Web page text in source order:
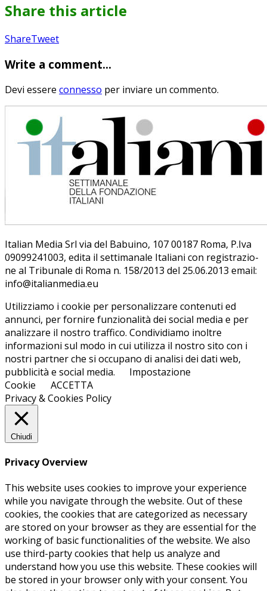
Share this article
ShareTweetShare
Google+
Pin
Pinterest
Send
WhatsApp
Write a comment...
Devi essere connesso per inviare un commento.
Ita­lian Me­dia Srl via del Ba­bui­no, 107 00187 Roma, P.Iva
09099241003, edi­ta il set­ti­ma­na­le Ita­lia­ni con re­gi­stra­zio­
ne al Tri­bu­na­le di Roma n. 158/​2013 del 25.06.2013 email:
info@ita­lian­me­dia.eu
Utilizziamo i cookie per personalizzare contenuti ed
annunci, per fornire funzionalità dei social media e per
analizzare il nostro traffico. Condividiamo inoltre
informazioni sul modo in cui utilizza il nostro sito con i
nostri partner che si occupano di analisi dei dati web,
pubblicità e social media.
Impostazione
Cookie
ACCETTA
Privacy & Cookies Policy
Chiudi
Privacy Overview
This website uses cookies to improve your experience
while you navigate through the website. Out of these
cookies, the cookies that are categorized as necessary
are stored on your browser as they are essential for the
working of basic functionalities of the website. We also
use third-party cookies that help us analyze and
understand how you use this website. These cookies will
be stored in your browser only with your consent. You